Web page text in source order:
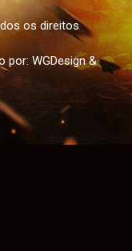
os direitos
por: WGDesign &